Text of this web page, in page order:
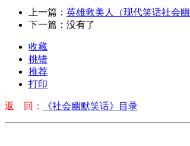
上一篇： 英雄救美人（现代笑话社会幽
下一篇：没有了
收藏
挑错
推荐
打印
返 回： 《社会幽默笑话》目录